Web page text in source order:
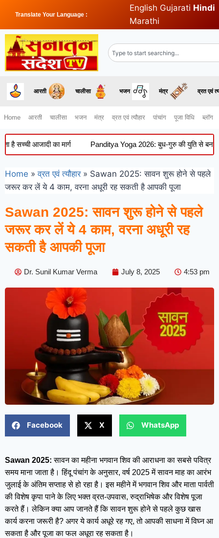
Translate Your Language :
English Gujarati Hindi
Marathi
आरती चालीसा भजन मंत्र व्रत एवं
Home आरती चालीसा भजन मंत्र व्रत एवं त्यौहार पांचांग पूजा विधि ब्लॉग
आजादी का मार्ग Panditya Yoga 2026: बुध-गुरु की युति से बना दुर्लभ
Home » व्रत एवं त्यौहार » Sawan 2025: सावन शुरू होने से पहले
जरूर कर लें ये 4 काम, वरना अधूरी रह सकती है आपकी पूजा
Sawan 2025: सावन शुरू होने से पहले
जरूर कर लें ये 4 काम, वरना अधूरी रह
सकती है आपकी पूजा
Dr. Sunil Kumar Verma July 8, 2025 4:53 pm
Facebook X WhatsApp
Sawan 2025: सावन का महीना भगवान शिव की आराधना का सबसे पवित्र
समय माना जाता है। हिंदू पंचांग के अनुसार, वर्ष 2025 में सावन माह का आरंभ
जुलाई के अंतिम सप्ताह से हो रहा है। इस महीने में भगवान शिव और माता पार्वती
की विशेष कृपा पाने के लिए भक्त व्रत-उपवास, रुद्राभिषेक और विशेष पूजा
करते हैं। लेकिन क्या आप जानते हैं कि सावन शुरू होने से पहले कुछ खास
कार्य करना जरूरी है? अगर ये कार्य अधूरे रह गए, तो आपकी साधना में विघ्न आ
सकता है और पूजा का फल अधूरा रह सकता है।